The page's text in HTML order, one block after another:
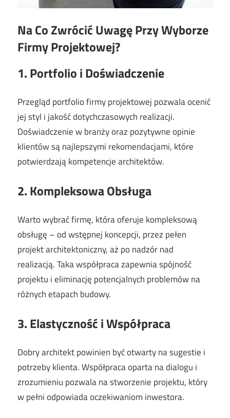
Na Co Zwrócić Uwagę Przy Wyborze
Firmy Projektowej?
1. Portfolio i Doświadczenie
Przegląd portfolio firmy projektowej pozwala ocenić
jej styl i jakość dotychczasowych realizacji.
Doświadczenie w branży oraz pozytywne opinie
klientów są najlepszymi rekomendacjami, które
potwierdzają kompetencje architektów.
2. Kompleksowa Obsługa
Warto wybrać firmę, która oferuje kompleksową
obsługę – od wstępnej koncepcji, przez pełen
projekt architektoniczny, aż po nadzór nad
realizacją. Taka współpraca zapewnia spójność
projektu i eliminację potencjalnych problemów na
różnych etapach budowy.
3. Elastyczność i Współpraca
Dobry architekt powinien być otwarty na sugestie i
potrzeby klienta. Współpraca oparta na dialogu i
zrozumieniu pozwala na stworzenie projektu, który
w pełni odpowiada oczekiwaniom inwestora.